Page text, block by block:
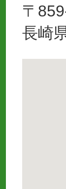
〒
長崎